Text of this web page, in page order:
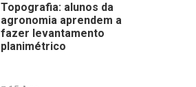
Topografia: alunos da
agronomia aprendem a
fazer levantamento
planimétrico